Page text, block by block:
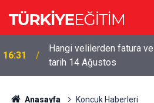
16:31
Hangi velilerden fatura
tarih 14 Ağustos
Anasayfa Koncuk Haberleri